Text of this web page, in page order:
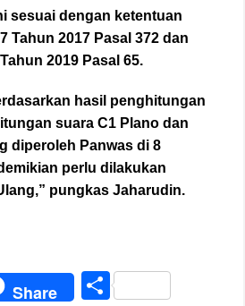
sesuai dengan ketentuan
Tahun 2017 Pasal 372 dan
2019 Pasal 65.
hasil penghitungan
suara C1 Plano dan
diperoleh Panwas di 8
perlu dilakukan
pungkas Jaharudin.
Share Share